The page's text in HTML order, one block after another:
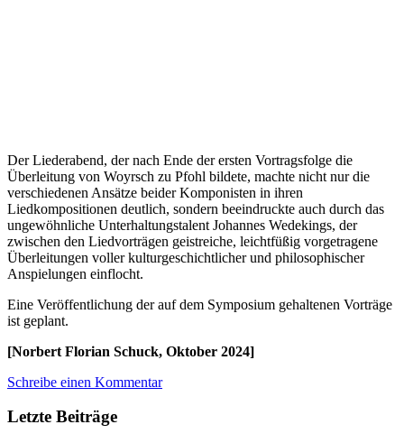
Der Liederabend, der nach Ende der ersten Vortragsfolge die
Überleitung von Woyrsch zu Pfohl bildete, machte nicht nur die
verschiedenen Ansätze beider Komponisten in ihren
Liedkompositionen deutlich, sondern beeindruckte auch durch das
ungewöhnliche Unterhaltungstalent Johannes Wedekings, der
zwischen den Liedvorträgen geistreiche, leichtfüßig vorgetragene
Überleitungen voller kulturgeschichtlicher und philosophischer
Anspielungen einflocht.
Eine Veröffentlichung der auf dem Symposium gehaltenen Vorträge
ist geplant.
[Norbert Florian Schuck, Oktober 2024]
Schreibe einen Kommentar
Letzte Beiträge